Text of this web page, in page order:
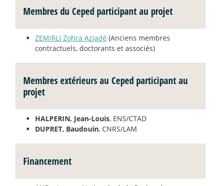
Membres du Ceped participant au projet
ZEMIRLI Zohra Aziadé (Anciens membres
contractuels, doctorants et associés)
Membres extérieurs au Ceped participant au
projet
HALPERIN, Jean-Louis, ENS/CTAD
DUPRET, Baudouin, CNRS/LAM
Financement